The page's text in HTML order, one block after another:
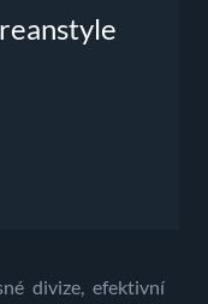
divize, efektivní